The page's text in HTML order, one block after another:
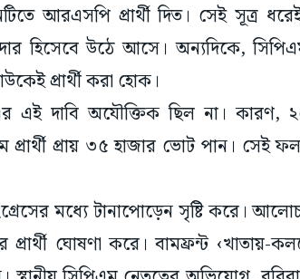
আরএসপি প্রার্থী দিত। সেই সূত্র
হিসেবে উঠে আসে। অন্যদিকে,
প্রার্থী করা হোক।
এই দাবি অযৌক্তিক ছিল না। কারণ,
প্রার্থী প্রায় ৩৫ হাজার ভোট পান।
কংগ্রেসের মধ্যে টানাপোড়েন সৃষ্টি করে।
ঘোষণা করে। বামফ্রন্ট ‹খাতায়-